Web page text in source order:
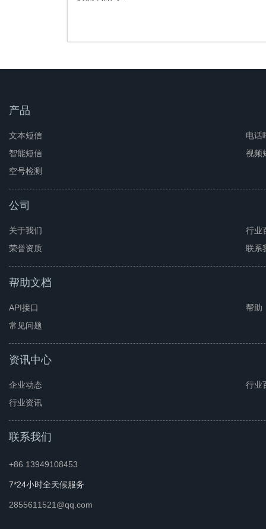
产品
文本短信
电话
智能短信
视频
空号检测
公司
关于我们
行业
荣誉资质
联系
帮助文档
API接口
帮助
常见问题
资讯中心
企业动态
行业
行业资讯
联系我们
+86 13949108453
7*24小时全天候服务
2855611521@qq.com